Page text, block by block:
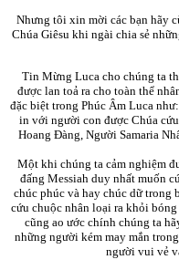
Nhưng tôi xin mời các bạn hãy
Chúa Giêsu khi ngài chia sẻ
Tin Mừng Luca cho chúng ta
được lan toả ra cho toàn thể
đặc biệt trong Phúc Âm Luca
in với người con được Chúa
Hoang Đàng, Người Samaria
Một khi chúng ta cảm nghiệm
đấng Messiah duy nhất muốn
chúc phúc và hay chúc dữ trong
cứu chuộc nhân loại ra khỏi
cũng ao ước chính chúng ta
những người kém may mắn
người vui vẻ